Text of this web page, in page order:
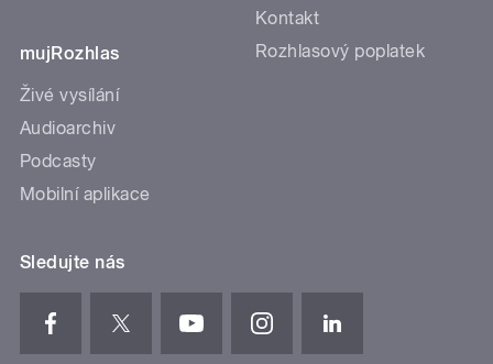
mujRozhlas
Živé vysílání
Audioarchiv
Podcasty
Mobilní aplikace
Kontakt
Rozhlasový poplatek
Sledujte nás